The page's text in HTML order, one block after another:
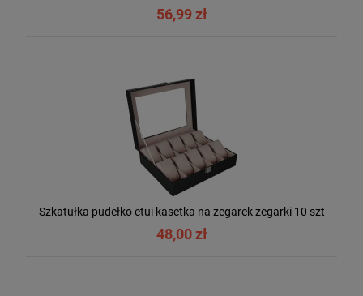
56,99 zł
Szkatułka pudełko etui kasetka na zegarek zegarki 10 szt
48,00 zł